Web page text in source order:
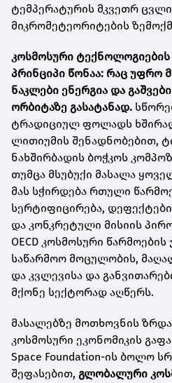
ტემპერატურის მკვეთრ
მიკრომეტეორიტების
კოსმოსური ტექნოლოგიების
პრინციპი წონაა: რაც უფრო
ნაკლები ენერგია და
ორბიტაზე გასატანად.
ტრადიციულ ფოლადს
ლითიუმის შენადნობებით,
ნახშირბადის ბოჭკოს
თუმცა მსუბუქი მასალა
მას სჭირდება რთული
სერტიფიცირება,
და კონკრეტული მისიის
OECD კოსმოსური
საწარმოო მოცულობის,
და კვლევისა და
მქონე სექტორად აღწერს.
მასალებზე მოთხოვნის
კოსმოსური ეკონომიკის
Space Foundation-ის ბოლო
შეფასებით, გლობალური